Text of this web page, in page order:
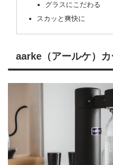
グラスにこだわる
スカッと爽快に
aarke（アールケ）